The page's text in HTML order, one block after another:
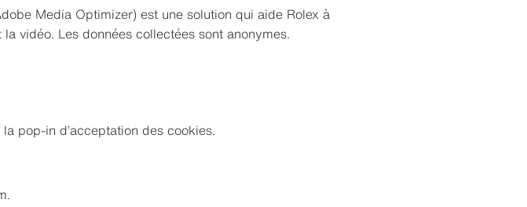
Media Optimizer) est une solution qui aide Rolex à
vidéo. Les données collectées sont anonymes.
pop‑in d’acceptation des cookies.